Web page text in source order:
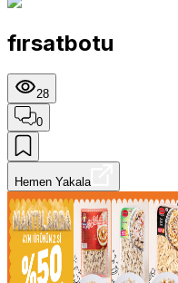
fırsatbotu
28
0
Hemen Yakala